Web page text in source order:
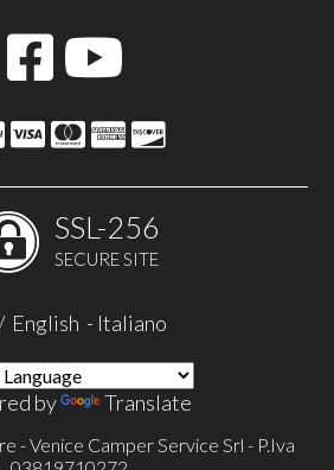
SSL-256
SECURE SITE
English - Italiano
by Translate
- Venice Camper Service Srl - P.Iva